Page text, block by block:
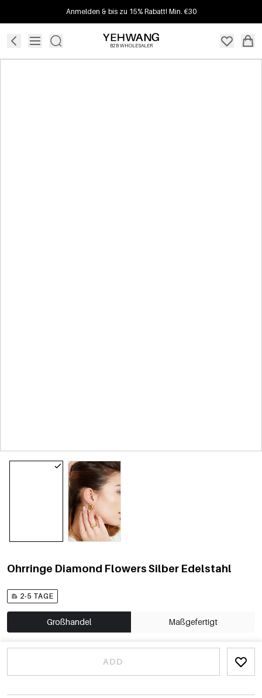
Anmelden & bis zu 15% Rabatt! Min. €30
B2B WHOLESALER
Ohrringe Diamond Flowers Silber Edelstahl
2-5 TAGE
Großhandel Maßgefertigt
ADD